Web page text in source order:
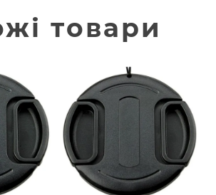
товари